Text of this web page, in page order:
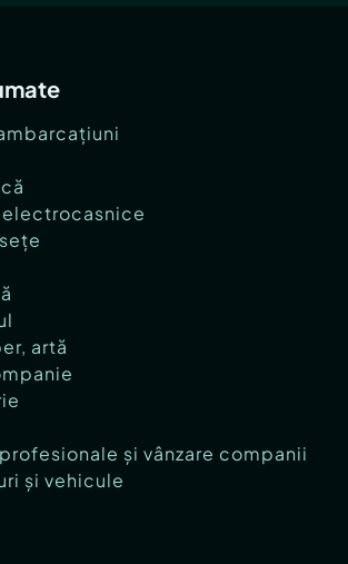
artă
și vânzare companii
și vehicule